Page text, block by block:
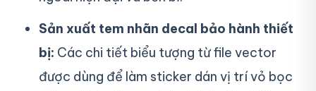
Sản xuất tem nhãn decal bảo hành thiết
bị: Các chi tiết biểu tượng từ file vector
được dùng để làm sticker dán vị trí vỏ bọc